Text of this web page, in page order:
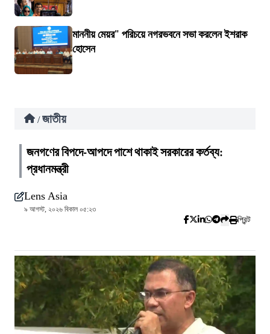
মাননীয় মেয়র" পরিচয়ে নগরভবনে সভা করলেন ইশরাক
হোসেন
/ জাতীয়
জনগণের বিপদে-আপদে পাশে থাকাই সরকারের কর্তব্য:
প্রধানমন্ত্রী
Lens Asia
৯ আগস্ট, ২০২৬ বিকাল ০৫:২৩
প্রিন্ট